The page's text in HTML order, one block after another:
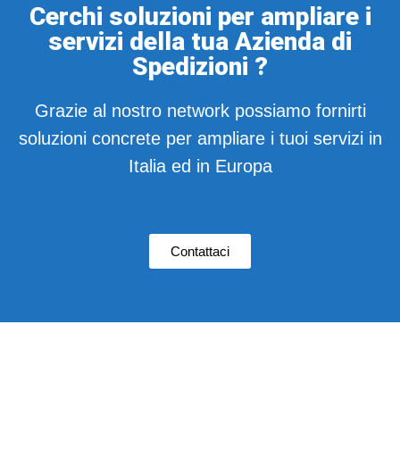
Cerchi soluzioni per ampliare i
servizi della tua Azienda di
Spedizioni ?
Grazie al nostro network possiamo fornirti
soluzioni concrete per ampliare i tuoi servizi in
Italia ed in Europa
Contattaci